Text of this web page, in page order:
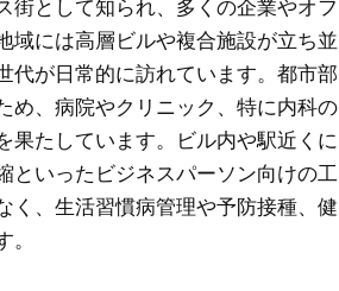
街として知られ、多くの企業やオフ
域には高層ビルや複合施設が立ち並
代が日常的に訪れています。都市部
め、病院やクリニック、特に内科の
果たしています。ビル内や駅近くに
といったビジネスパーソン向けの工
く、生活習慣病管理や予防接種、健